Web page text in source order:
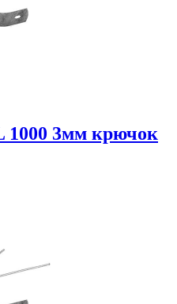
1000 3мм крючок